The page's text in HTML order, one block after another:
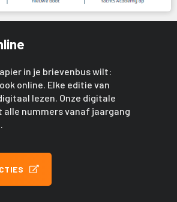
in je brievenbus wilt:
online. Elke editie van
lezen. Onze digitale
alle nummers vanaf jaargang